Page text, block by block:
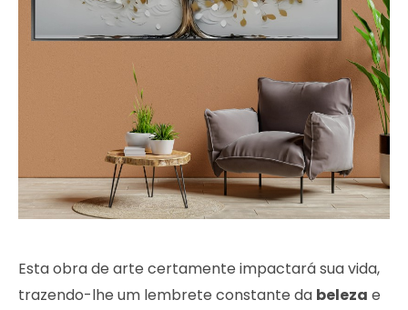
Esta obra de arte certamente impactará sua vida,
trazendo-lhe um lembrete constante da beleza e